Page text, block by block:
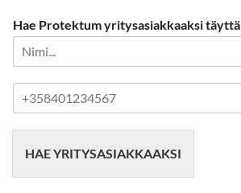
Hae Protektum yritysasiakkaaksi
HAE YRITYSASIAKKAAKSI